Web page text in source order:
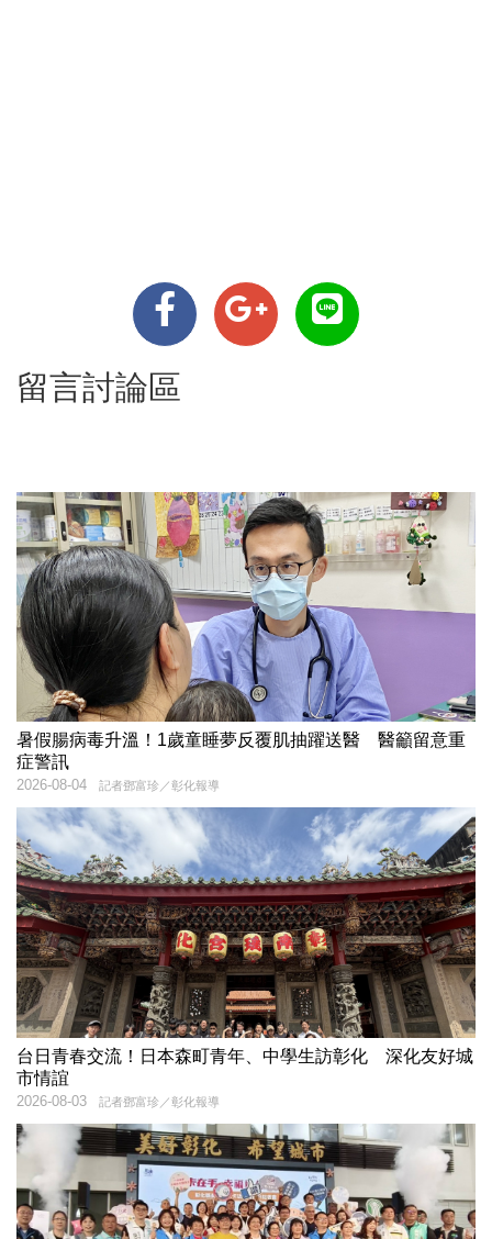
留言討論區
暑假腸病毒升溫！1歲童睡夢反覆肌抽躍送醫 醫籲留意重
症警訊
記者鄧富珍／彰化報導
2026-08-04
台日青春交流！日本森町青年、中學生訪彰化 深化友好城
市情誼
記者鄧富珍／彰化報導
2026-08-03